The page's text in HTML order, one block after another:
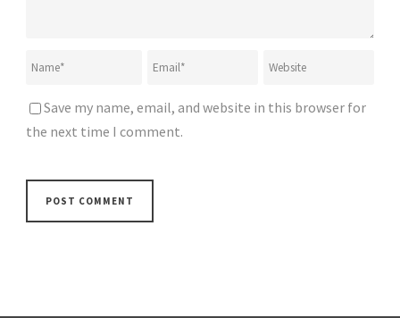
Save my name, email, and website in this browser for
the next time I comment.